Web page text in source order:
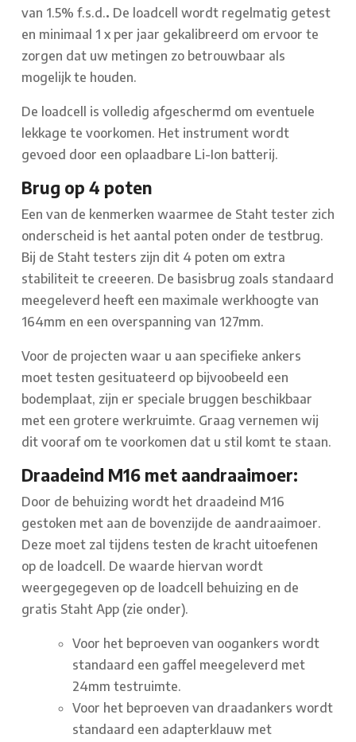
van 1.5% f.s.d.. De loadcell wordt regelmatig getest
en minimaal 1 x per jaar gekalibreerd om ervoor te
zorgen dat uw metingen zo betrouwbaar als
mogelijk te houden.
De loadcell is volledig afgeschermd om eventuele
lekkage te voorkomen. Het instrument wordt
gevoed door een oplaadbare Li-Ion batterij.
Brug op 4 poten
Een van de kenmerken waarmee de Staht tester zich
onderscheid is het aantal poten onder de testbrug.
Bij de Staht testers zijn dit 4 poten om extra
stabiliteit te creeeren. De basisbrug zoals standaard
meegeleverd heeft een maximale werkhoogte van
164mm en een overspanning van 127mm.
Voor de projecten waar u aan specifieke ankers
moet testen gesituateerd op bijvoobeeld een
bodemplaat, zijn er speciale bruggen beschikbaar
met een grotere werkruimte. Graag vernemen wij
dit vooraf om te voorkomen dat u stil komt te staan.
Draadeind M16 met aandraaimoer:
Door de behuizing wordt het draadeind M16
gestoken met aan de bovenzijde de aandraaimoer.
Deze moet zal tijdens testen de kracht uitoefenen
op de loadcell. De waarde hiervan wordt
weergegegeven op de loadcell behuizing en de
gratis Staht App (zie onder).
Voor het beproeven van oogankers wordt
standaard een gaffel meegeleverd met
24mm testruimte.
Voor het beproeven van draadankers wordt
standaard een adapterklauw met